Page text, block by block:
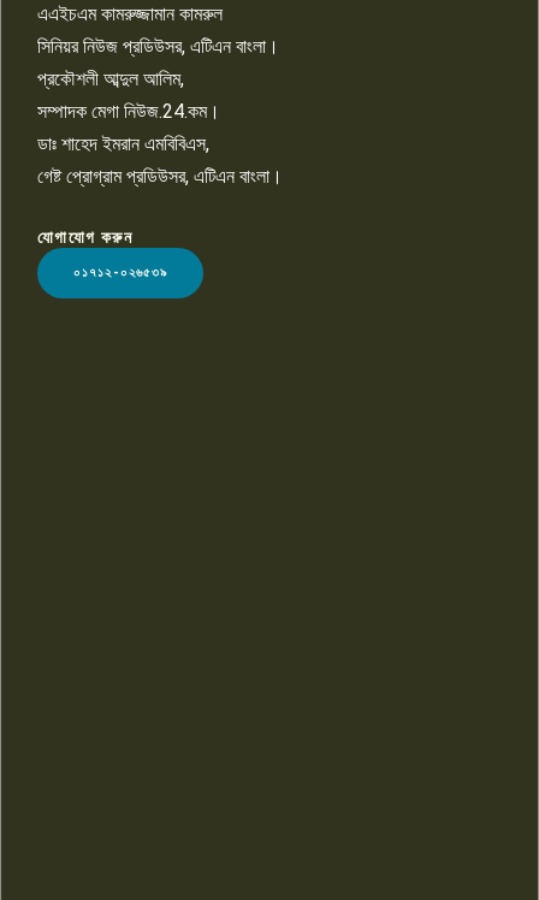
১০
LOGO
এএইচএম কামরুজ্জামান কামরুল
সিনিয়র নিউজ প্রডিউসর, এটিএন বাংলা।
প্রকৌশলী আব্দুল আলিম,
সম্পাদক মেগা নিউজ.24.কম।
ডাঃ শাহেদ ইমরান এমবিবিএস,
গেষ্ট প্রোগ্রাম প্রডিউসর, এটিএন বাংলা।
যোগাযোগ করুন
০১৭১২-০২৬৫৩৯